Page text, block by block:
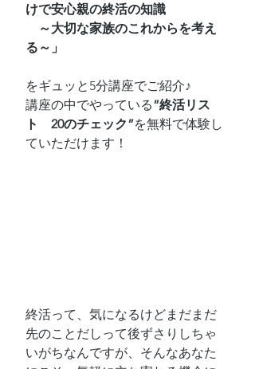
けで安心親の終活の知識
～大切な家族のこれからを考え
る～」
をギュッと5分講座でご紹介♪
講座の中でやっている”終活リス
ト　20のチェック”を無料で体験し
ていただけます！
終活って、気になるけどまだまだ
先のことだしって後ずさりしちゃ
いがちなんですが、そんなあなた